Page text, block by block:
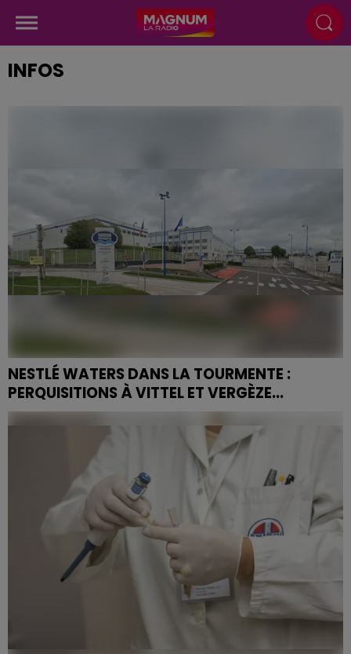
INFOS
NESTLÉ WATERS DANS LA TOURMENTE :
PERQUISITIONS À VITTEL ET VERGÈZE...
Des enquêteurs ont investi ce mardi les sites de
production de Nestlé Waters dans les Vosges et dans
le Gard. Le groupe est soupçonné d'avoir eu recours